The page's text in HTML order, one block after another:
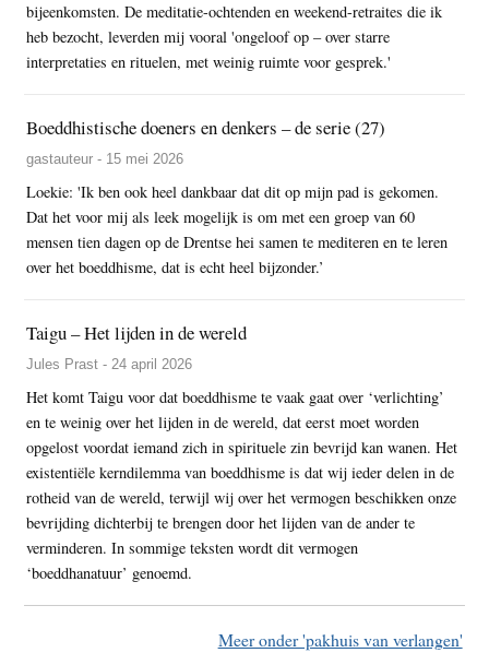
bijeenkomsten. De meditatie-ochtenden en weekend-retraites die ik
heb bezocht, leverden mij vooral 'ongeloof op – over starre
interpretaties en rituelen, met weinig ruimte voor gesprek.'
Boeddhistische doeners en denkers – de serie (27)
gastauteur - 15 mei 2026
Loekie: 'Ik ben ook heel dankbaar dat dit op mijn pad is gekomen.
Dat het voor mij als leek mogelijk is om met een groep van 60
mensen tien dagen op de Drentse hei samen te mediteren en te leren
over het boeddhisme, dat is echt heel bijzonder.’
Taigu – Het lijden in de wereld
Jules Prast - 24 april 2026
Het komt Taigu voor dat boeddhisme te vaak gaat over ‘verlichting’
en te weinig over het lijden in de wereld, dat eerst moet worden
opgelost voordat iemand zich in spirituele zin bevrijd kan wanen. Het
existentiële kerndilemma van boeddhisme is dat wij ieder delen in de
rotheid van de wereld, terwijl wij over het vermogen beschikken onze
bevrijding dichterbij te brengen door het lijden van de ander te
verminderen. In sommige teksten wordt dit vermogen
‘boeddhanatuur’ genoemd.
Meer onder 'pakhuis van verlangen'